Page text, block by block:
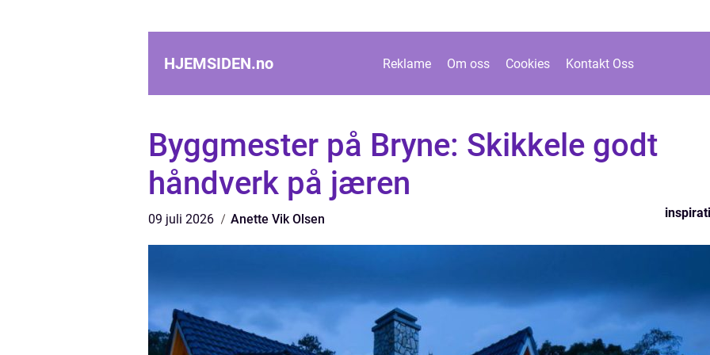
HJEMSIDEN.no Reklame Om oss Cookies Kontakt Oss
Byggmester på Bryne: Skikkele godt
håndverk på jæren
09 juli 2026 Anette Vik Olsen